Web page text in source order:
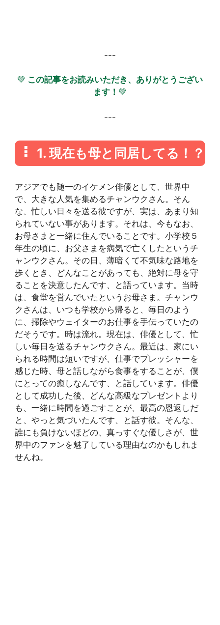
---
💚 この記事をお読みいただき、ありがとうござい
ます！ 💚
---
1. 現在も母と同居してる！？
アジアでも随一のイケメン俳優として、世界中
で、大きな人気を集めるチャンウクさん。そん
な、忙しい日々を送る彼ですが、実は、あまり知
られていない事があります。それは、今もなお、
お母さまと一緒に住んでいることです。小学校５
年生の頃に、お父さまを病気で亡くしたというチ
ャンウクさん。その日、薄暗くて不気味な路地を
歩くとき、どんなことがあっても、絶対に母を守
ることを決意したんです、と語っています。当時
は、食堂を営んでいたというお母さま。チャンウ
クさんは、いつも学校から帰ると、毎日のよう
に、掃除やウェイターのお仕事を手伝っていたの
だそうです。時は流れ。現在は、俳優として、忙
しい毎日を送るチャンウクさん。最近は、家にい
られる時間は短いですが、仕事でプレッシャーを
感じた時、母と話しながら食事をすることが、僕
にとっての癒しなんです、と話しています。俳優
として成功した後、どんな高級なプレゼントより
も、一緒に時間を過ごすことが、最高の恩返しだ
と、やっと気づいたんです、と話す彼。そんな、
誰にも負けないほどの、真っすぐな優しさが、世
界中のファンを魅了している理由なのかもしれま
せんね。